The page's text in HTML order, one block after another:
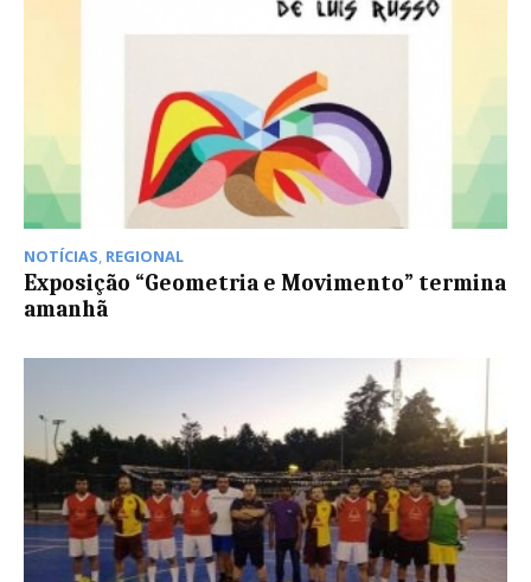
NOTÍCIAS, REGIONAL
Exposição “Geometria e Movimento” termina
amanhã